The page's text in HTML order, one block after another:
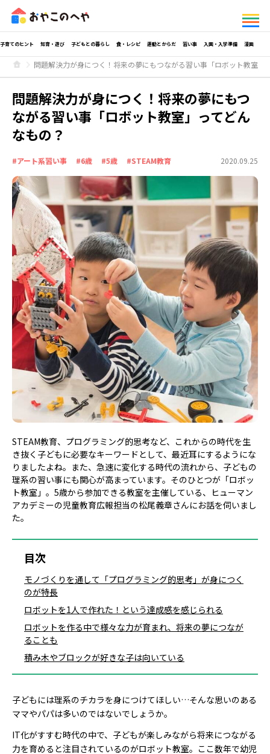
子育てのヒント 知育・遊び 子どもとの暮らし 食・レシピ 運動とからだ 習い事 入園・入学準備 漫画
問題解決力が身につく！将来の夢にもつながる習い事「ロボット教室」
問題解決力が身につく！将来の夢にもつ
ながる習い事「ロボット教室」ってどん
なもの？
#アート系習い事 #6歳 #5歳 #STEAM教育 2020.09.25
STEAM教育、プログラミング的思考など、これからの時代を生
き抜く子どもに必要なキーワードとして、最近耳にするようにな
りましたよね。また、急速に変化する時代の流れから、子どもの
理系の習い事にも関心が高まっています。そのひとつが「ロボッ
ト教室」。5歳から参加できる教室を主催している、ヒューマン
アカデミーの児童教育広報担当の松尾義章さんにお話を伺いまし
た。
目次
モノづくりを通して「プログラミング的思考」が身につく
のが特長
ロボットを1人で作れた！という達成感を感じられる
ロボットを作る中で様々な力が育まれ、将来の夢につなが
ることも
積み木やブロックが好きな子は向いている
子どもには理系のチカラを身につけてほしい…そんな思いのある
ママやパパは多いのではないでしょうか。
IT化がすすむ時代の中で、子どもが楽しみながら将来につながる
力を育めると注目されているのがロボット教室。ここ数年で幼児